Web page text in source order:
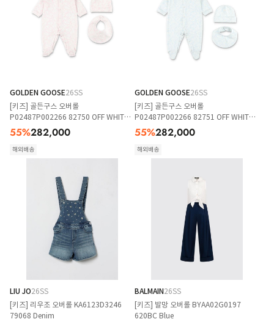
GOLDEN GOOSE26SS
[키즈] 골든구스 오버롤
P02487P002266 82750 OFF WHITE
BABY PINK
55%282,000
해외배송
GOLDEN GOOSE26SS
[키즈] 골든구스 오버롤
P02487P002266 82751 OFF WHITE
BABY BLUE
55%282,000
해외배송
LIU JO26SS
[키즈] 리우조 오버롤 KA6123D3246
79068 Denim
BALMAIN26SS
[키즈] 발망 오버롤 BYAA02G0197
620BC Blue